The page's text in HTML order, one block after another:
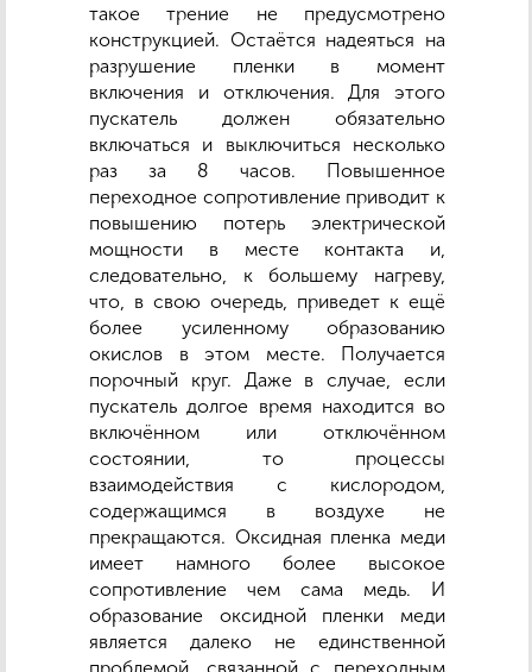
такое трение не предусмотрено
конструкцией. Остаётся надеяться на
разрушение пленки в момент
включения и отключения. Для этого
пускатель должен обязательно
включаться и выключиться несколько
раз за 8 часов. Повышенное
переходное сопротивление приводит к
повышению потерь электрической
мощности в месте контакта и,
следовательно, к большему нагреву,
что, в свою очередь, приведет к ещё
более усиленному образованию
окислов в этом месте. Получается
порочный круг. Даже в случае, если
пускатель долгое время находится во
включённом или отключённом
состоянии, то процессы
взаимодействия с кислородом,
содержащимся в воздухе не
прекращаются. Оксидная пленка меди
имеет намного более высокое
сопротивление чем сама медь. И
образование оксидной пленки меди
является далеко не единственной